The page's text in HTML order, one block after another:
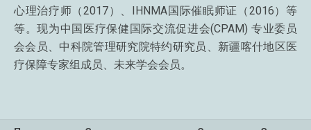
心理治疗师（2017）、IHNMA国际催眠师证（2016）等
等。现为中国医疗保健国际交流促进会(CPAM) 专业委员
会会员、中科院管理研究院特约研究员、新疆喀什地区医
疗保障专家组成员、未来学会会员。